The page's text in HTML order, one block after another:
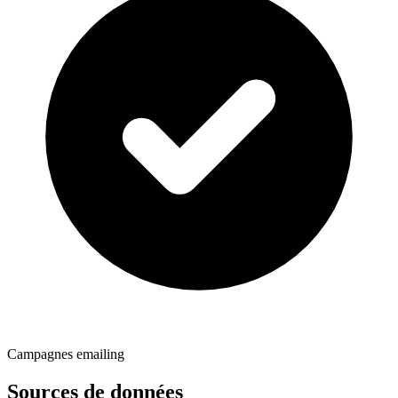
Campagnes emailing
Sources de données